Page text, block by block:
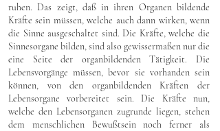
ruhen. Das zeigt, daß in ihren Organen bildende
Kräfte sein müssen, welche auch dann wirken, wenn
die Sinne ausgeschaltet sind. Die Kräfte, welche die
Sinnesorgane bilden, sind also gewissermaßen nur die
eine Seite der organbildenden Tätigkeit. Die
Lebensvorgänge müssen, bevor sie vorhanden sein
können, von den organbildenden Kräften der
Lebensorgane vorbereitet sein. Die Kräfte nun,
welche den Lebensorganen zugrunde liegen, stehen
dem menschlichen Bewußtsein noch ferner als